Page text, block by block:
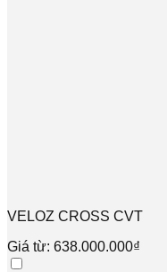
VELOZ CROSS CVT
Giá từ: 638.000.000₫